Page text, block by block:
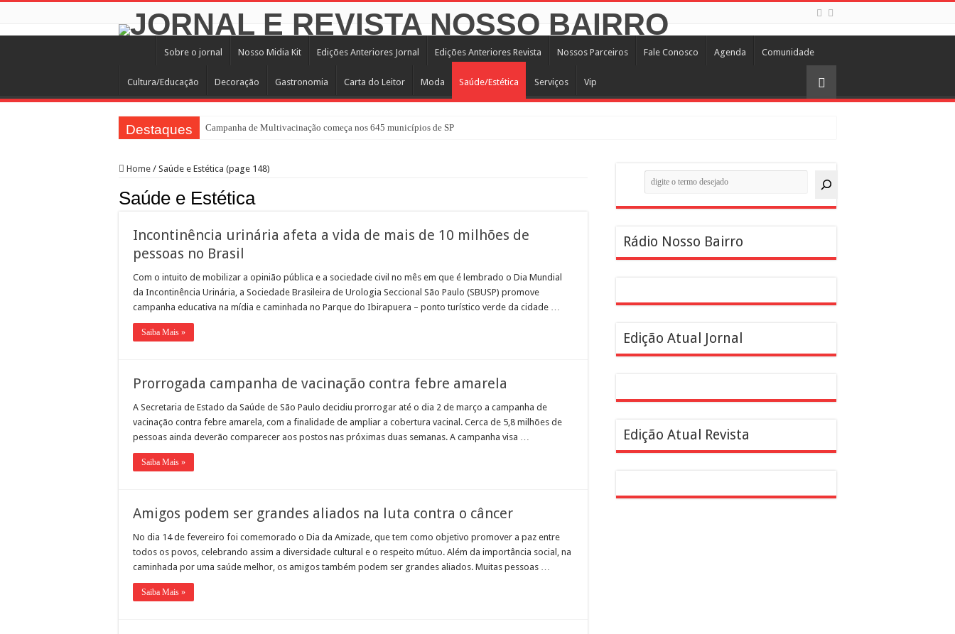
Sobre o jornal Nosso Midia Kit Edições Anteriores Jornal Edições Anteriores Revista Nossos Parceiros Fale Conosco Agenda Comunidade
Cultura/Educação Decoração Gastronomia Carta do Leitor Moda Saúde/Estética Serviços Vip
Destaques Campanha de Multivacinação começa nos 645 municípios de SP
Pedal de Ativação da Trilha Interparques abrem inscrições para maior trilha de São Paulo
2º Festival Nordeste in Sampa no CTN durante o mês de agosto
Jornada do Patrimônio 2026 abre inscrições para programação de cursos
12 plataformas de apoio à aprendizagem usadas por estudantes da rede estadual SP
9ª Semana Municipal da Primeira Infância
Home / Saúde e Estética (page 148)
Saúde e Estética
Incontinência urinária afeta a vida de mais de 10 milhões de
pessoas no Brasil
Com o intuito de mobilizar a opinião pública e a sociedade civil no mês em que é lembrado o Dia Mundial
da Incontinência Urinária, a Sociedade Brasileira de Urologia Seccional São Paulo (SBUSP) promove
campanha educativa na mídia e caminhada no Parque do Ibirapuera – ponto turístico verde da cidade …
Saiba Mais »
Prorrogada campanha de vacinação contra febre amarela
A Secretaria de Estado da Saúde de São Paulo decidiu prorrogar até o dia 2 de março a campanha de
vacinação contra febre amarela, com a finalidade de ampliar a cobertura vacinal. Cerca de 5,8 milhões de
pessoas ainda deverão comparecer aos postos nas próximas duas semanas. A campanha visa …
Saiba Mais »
Amigos podem ser grandes aliados na luta contra o câncer
No dia 14 de fevereiro foi comemorado o Dia da Amizade, que tem como objetivo promover a paz entre
todos os povos, celebrando assim a diversidade cultural e o respeito mútuo. Além da importância social, na
caminhada por uma saúde melhor, os amigos também podem ser grandes aliados. Muitas pessoas …
Saiba Mais »
Pesquisar
Rádio Nosso Bairro
Edição Atual Jornal
Edição Atual Revista